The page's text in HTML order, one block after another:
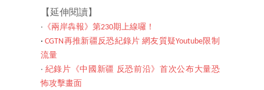
【延伸閱讀】
‧ 《兩岸犇報》第230期上線囉！
‧CGTN再推新疆反恐紀錄片 網友質疑Youtube限制
流量
‧ 紀錄片《中國新疆 反恐前沿》首次公布大量恐
怖攻擊畫面